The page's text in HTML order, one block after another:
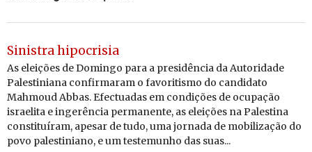
Sinistra hipocrisia
As eleições de Domingo para a presidência da Autoridade
Palestiniana confirmaram o favoritismo do candidato
Mahmoud Abbas. Efectuadas em condições de ocupação
israelita e ingerência permanente, as eleições na Palestina
constituíram, apesar de tudo, uma jornada de mobilização do
povo palestiniano, e um testemunho das suas...